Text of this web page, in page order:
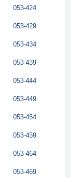
053-424
053-429
053-434
053-439
053-444
053-449
053-454
053-459
053-464
053-469